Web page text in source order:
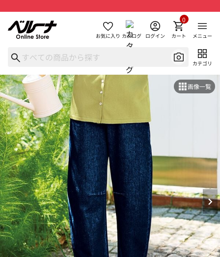
お気に入り カタログ ログイン カート
0
メニュー
カテゴリ
画像一覧